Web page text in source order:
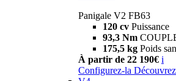
Panigale V2 FB63
120 cv Puissance
93,3 Nm
175,5 kg Poids
À partir de 22 190€ i
Configurez-la